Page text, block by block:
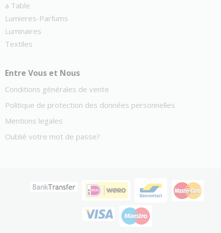
a Table
Lumieres-Parfums
Luminaires
Textiles
Entre Vous et Nous
Conditions générales de vente
Politique de protection des données personnelles
Mentions legales
Oublié votre mot de passe?